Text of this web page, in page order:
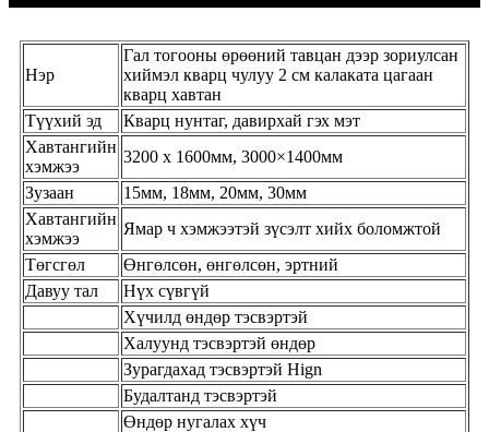
Нэр
Гал тогооны өрөөний тавцан дээр зориулсан
хиймэл кварц чулуу 2 см калаката цагаан
кварц хавтан
Түүхий эд
Кварц нунтаг, давирхай гэх мэт
Хавтангийн
хэмжээ
3200 x 1600мм, 3000×1400мм
Зузаан
15мм, 18мм, 20мм, 30мм
Хавтангийн
хэмжээ
Ямар ч хэмжээтэй зүсэлт хийх боломжтой
Төгсгөл
Өнгөлсөн, өнгөлсөн, эртний
Давуу тал
Нүх сүвгүй
Хүчилд өндөр тэсвэртэй
Халуунд тэсвэртэй өндөр
Зурагдахад тэсвэртэй Hign
Будалтанд тэсвэртэй
Өндөр нугалах хүч